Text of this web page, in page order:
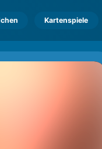
Kartenspiele